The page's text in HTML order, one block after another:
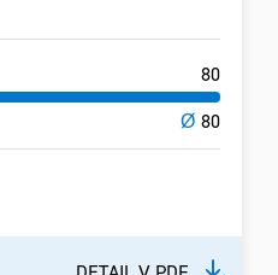
Ø 80
80